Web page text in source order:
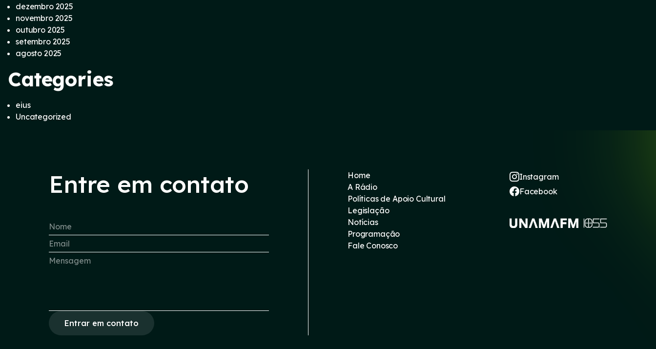
dezembro 2025
novembro 2025
outubro 2025
setembro 2025
agosto 2025
Categories
eius
Uncategorized
Entre em contato
Entrar em contato
Home
A Rádio
Políticas de Apoio Cultural
Legislação
Notícias
Programação
Fale Conosco
Instagram
Facebook